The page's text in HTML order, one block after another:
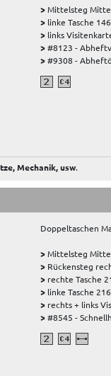
>Mittelsteg Mitte
> linke Tasche
> links
>#8123 -
>#9308 -
Mechanik, usw.
Doppeltaschen
>Mittelsteg Mitte
> Rückensteg
> rechte Tasche
> linke Tasche
> rechts + links
>#8545 -